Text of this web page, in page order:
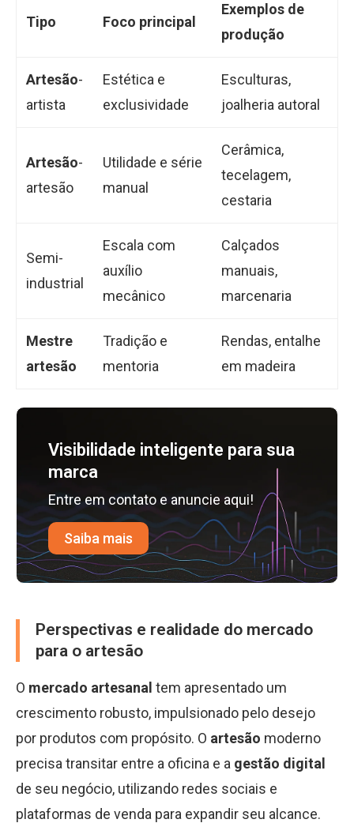
Tipo Foco principal
Exemplos de
produção
Artesão-
artista
Estética e
exclusividade
Esculturas,
joalheria autoral
Artesão-
artesão
Utilidade e série
manual
Cerâmica,
tecelagem,
cestaria
Semi-
industrial
Escala com
auxílio
mecânico
Calçados
manuais,
marcenaria
Mestre
artesão
Tradição e
mentoria
Rendas, entalhe
em madeira
Visibilidade inteligente para sua
marca
Entre em contato e anuncie aqui!
Saiba mais
Perspectivas e realidade do mercado
para o artesão
O mercado artesanal tem apresentado um
crescimento robusto, impulsionado pelo desejo
por produtos com propósito. O artesão moderno
precisa transitar entre a oficina e a gestão digital
de seu negócio, utilizando redes sociais e
plataformas de venda para expandir seu alcance.